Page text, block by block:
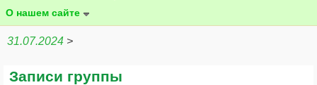
О нашем сайте
31.07.2024 >
Записи группы